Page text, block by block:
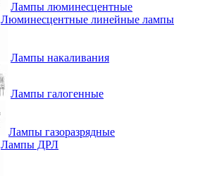
Лампы люминесцентные
Люминесцентные линейные лампы
Лампы накаливания
Лампы галогенные
Лампы газоразрядные
Лампы ДРЛ